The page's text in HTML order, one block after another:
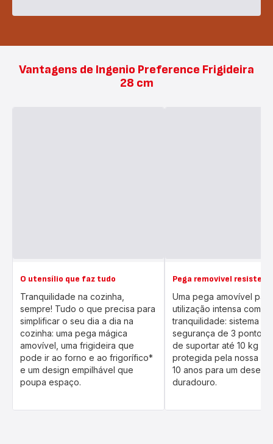
Vantagens de Ingenio Preference Frigideira
28 cm
O utensílio que faz tudo
Tranquilidade na cozinha,
sempre! Tudo o que precisa para
simplificar o seu dia a dia na
cozinha: uma pega mágica
amovível, uma frigideira que
pode ir ao forno e ao frigorífico*
e um design empilhável que
poupa espaço.
Pega removivel
Uma pega amovível
utilização intensa com
tranquilidade: sistema de
segurança de 3 pontos,
de suportar até 10 kg
protegida pela nossa
10 anos para um
duradouro.